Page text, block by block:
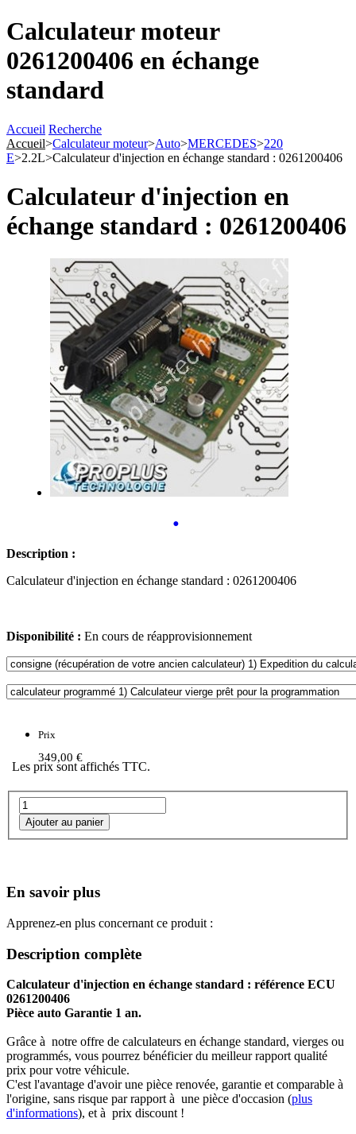
Calculateur moteur
0261200406 en échange
standard
Accueil Recherche
Accueil>Calculateur moteur>Auto>MERCEDES>220
E>2.2L>Calculateur d'injection en échange standard : 0261200406
Calculateur d'injection en
échange standard : 0261200406
•
Description :
Calculateur d'injection en échange standard : 0261200406
Disponibilité : En cours de réapprovisionnement
Prix
349,00 €
Les prix sont affichés TTC.
En savoir plus
Apprenez-en plus concernant ce produit :
Description complète
Calculateur d'injection en échange standard : référence ECU
0261200406
Pièce auto Garantie 1 an.
Grâce à notre offre de calculateurs en échange standard, vierges ou
programmés, vous pourrez bénéficier du meilleur rapport qualité
prix pour votre véhicule.
C'est l'avantage d'avoir une pièce renovée, garantie et comparable à
l'origine, sans risque par rapport à une pièce d'occasion (plus
d'informations), et à prix discount !